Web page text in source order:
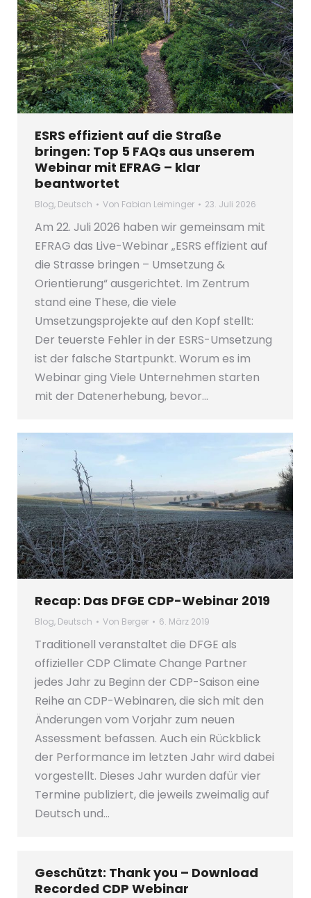
ESRS effizient auf die Straße
bringen: Top 5 FAQs aus unserem
Webinar mit EFRAG – klar
beantwortet
Blog, Deutsch Von Fabian Leiminger 23. Juli 2026
Am 22. Juli 2026 haben wir gemeinsam mit
EFRAG das Live-Webinar „ESRS effizient auf
die Strasse bringen – Umsetzung &
Orientierung“ ausgerichtet. Im Zentrum
stand eine These, die viele
Umsetzungsprojekte auf den Kopf stellt:
Der teuerste Fehler in der ESRS-Umsetzung
ist der falsche Startpunkt. Worum es im
Webinar ging Viele Unternehmen starten
mit der Datenerhebung, bevor…
Recap: Das DFGE CDP-Webinar 2019
Blog, Deutsch Von Berger 6. März 2019
Traditionell veranstaltet die DFGE als
offizieller CDP Climate Change Partner
jedes Jahr zu Beginn der CDP-Saison eine
Reihe an CDP-Webinaren, die sich mit den
Änderungen vom Vorjahr zum neuen
Assessment befassen. Auch ein Rückblick
der Performance im letzten Jahr wird dabei
vorgestellt. Dieses Jahr wurden dafür vier
Termine publiziert, die jeweils zweimalig auf
Deutsch und…
Geschützt: Thank you – Download
Recorded CDP Webinar